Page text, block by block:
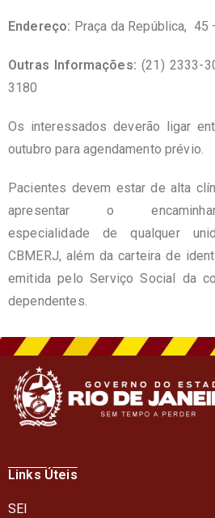
Endereço: Praça da República, 45
Outras Informações:(21) 2333-
3180
Os interessados deverão ligar
outubro para agendamento prévio.
Pacientes devem estar de alta
apresentar o
especialidade de qualquer
CBMERJ, além da carteira de
emitida pelo Serviço Social da
dependentes.
Links Úteis
SEI